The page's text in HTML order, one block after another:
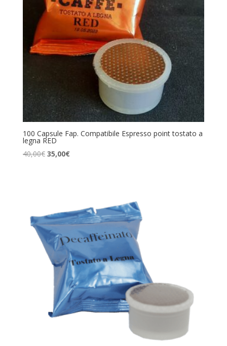
100 Capsule Fap. Compatibile Espresso point tostato a
legna RED
40,00€ Il
35,00€Il